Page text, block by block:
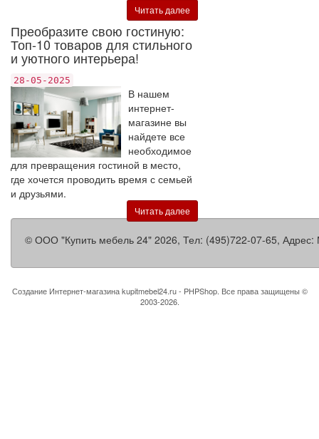
Читать далее
Преобразите свою гостиную:
Топ-10 товаров для стильного
и уютного интерьера!
28-05-2025
В нашем
интернет-
магазине вы
найдете все
необходимое
для превращения гостиной в место,
где хочется проводить время с семьей
и друзьями.
Читать далее
© ООО "Купить мебель 24" 2026, Тел: (495)722-07-65, Адрес:
Создание Интернет-магазинаkupitmebel24.ru - PHPShop. Все права защищены ©
2003-2026.